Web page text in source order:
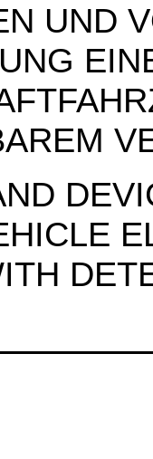
UND